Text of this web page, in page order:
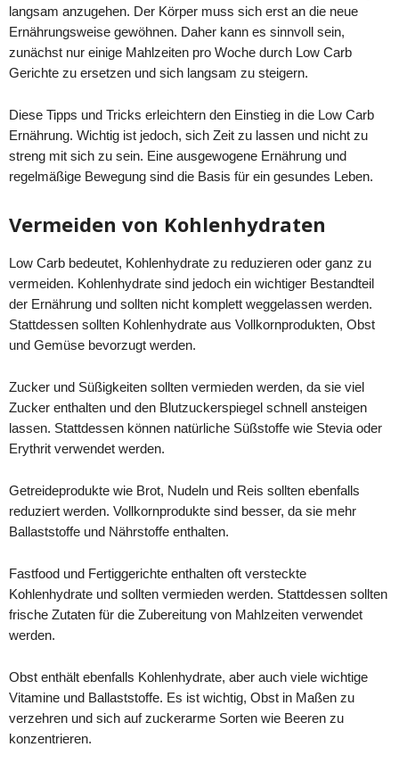
langsam anzugehen. Der Körper muss sich erst an die neue
Ernährungsweise gewöhnen. Daher kann es sinnvoll sein,
zunächst nur einige Mahlzeiten pro Woche durch Low Carb
Gerichte zu ersetzen und sich langsam zu steigern.
Diese Tipps und Tricks erleichtern den Einstieg in die Low Carb
Ernährung. Wichtig ist jedoch, sich Zeit zu lassen und nicht zu
streng mit sich zu sein. Eine ausgewogene Ernährung und
regelmäßige Bewegung sind die Basis für ein gesundes Leben.
Vermeiden von Kohlenhydraten
Low Carb bedeutet, Kohlenhydrate zu reduzieren oder ganz zu
vermeiden. Kohlenhydrate sind jedoch ein wichtiger Bestandteil
der Ernährung und sollten nicht komplett weggelassen werden.
Stattdessen sollten Kohlenhydrate aus Vollkornprodukten, Obst
und Gemüse bevorzugt werden.
Zucker und Süßigkeiten sollten vermieden werden, da sie viel
Zucker enthalten und den Blutzuckerspiegel schnell ansteigen
lassen. Stattdessen können natürliche Süßstoffe wie Stevia oder
Erythrit verwendet werden.
Getreideprodukte wie Brot, Nudeln und Reis sollten ebenfalls
reduziert werden. Vollkornprodukte sind besser, da sie mehr
Ballaststoffe und Nährstoffe enthalten.
Fastfood und Fertiggerichte enthalten oft versteckte
Kohlenhydrate und sollten vermieden werden. Stattdessen sollten
frische Zutaten für die Zubereitung von Mahlzeiten verwendet
werden.
Obst enthält ebenfalls Kohlenhydrate, aber auch viele wichtige
Vitamine und Ballaststoffe. Es ist wichtig, Obst in Maßen zu
verzehren und sich auf zuckerarme Sorten wie Beeren zu
konzentrieren.